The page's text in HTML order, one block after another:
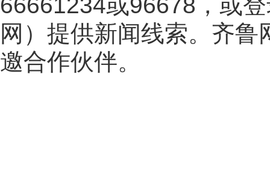
网 ）提供新闻线索。齐鲁
邀合作伙伴。